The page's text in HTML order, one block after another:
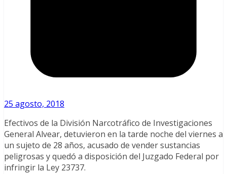
25 agosto, 2018
Efectivos de la División Narcotráfico de Investigaciones
General Alvear, detuvieron en la tarde noche del viernes a
un sujeto de 28 años, acusado de vender sustancias
peligrosas y quedó a disposición del Juzgado Federal por
infringir la Ley 23737.